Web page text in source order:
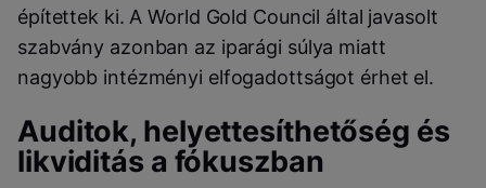
építettek ki. A World Gold Council által javasolt
szabvány azonban az iparági súlya miatt
nagyobb intézményi elfogadottságot érhet el.
Auditok, helyettesíthetőség és
likviditás a fókuszban